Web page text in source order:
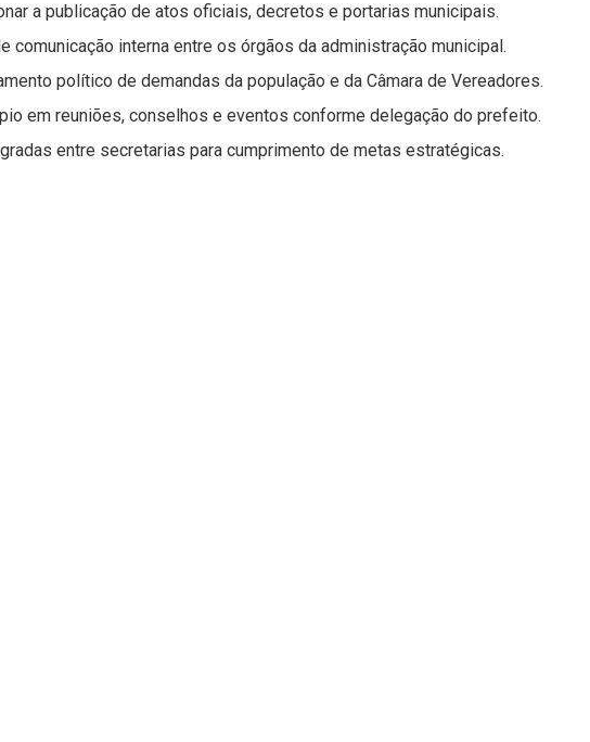
a publicação de atos oficiais, decretos e portarias municipais.
comunicação interna entre os órgãos da administração municipal.
político de demandas da população e da Câmara de Vereadores.
em reuniões, conselhos e eventos conforme delegação do prefeito.
entre secretarias para cumprimento de metas estratégicas.